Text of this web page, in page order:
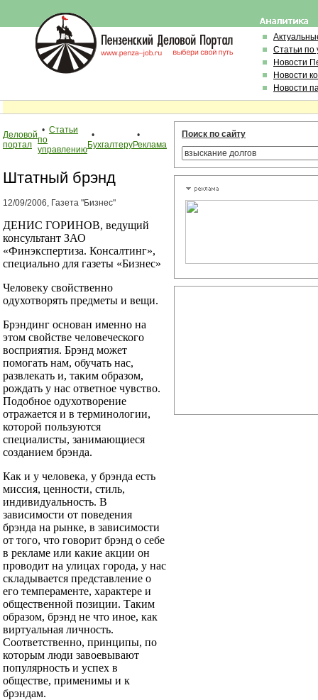
Статьи по
Новости
Новости
Новости
Деловой
портал
• Статьи
по
управлению
•
Бухгалтеру
•
Реклама
Штатный брэнд
12/09/2006, Газета "Бизнес"
ДЕНИС ГОРИНОВ, ведущий
консультант ЗАО
«Финэкспертиза. Консалтинг»,
специально для газеты «Бизнес»
Человеку свойственно
одухотворять предметы и вещи.
Брэндинг основан именно на
этом свойстве человеческого
восприятия. Брэнд может
помогать нам, обучать нас,
развлекать и, таким образом,
рождать у нас ответное чувство.
Подобное одухотворение
отражается и в терминологии,
которой пользуются
специалисты, занимающиеся
созданием брэнда.
Как и у человека, у брэнда есть
миссия, ценности, стиль,
индивидуальность. В
зависимости от поведения
брэнда на рынке, в зависимости
от того, что говорит брэнд о себе
в рекламе или какие акции он
проводит на улицах города, у нас
складывается представление о
его темпераменте, характере и
общественной позиции. Таким
образом, брэнд не что иное, как
виртуальная личность.
Соответственно, принципы, по
которым люди завоевывают
популярность и успех в
обществе, применимы и к
брэндам.
Поиск по сайту